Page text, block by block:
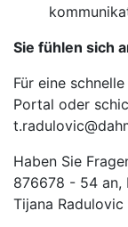
Sie fühlen sich
Für eine
Portal oder
Haben Sie
876678 - 54 an,
Tijana